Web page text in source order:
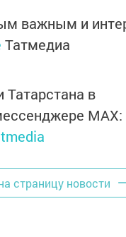
важным и
Татмедиа
Татарстана в
MАХ:
страницу новости